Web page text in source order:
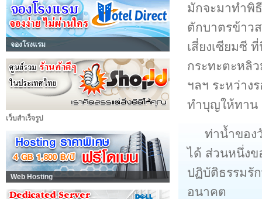
จองโรงแรม
เว็บสำเร็จรูป
Web Hosting
มักจะมาทำพิ
ตักบาตรข้าว
เสี่ยงเซียมซี
กระทะตะหลิ
ฯลฯ ระหว่าง
ทำบุญให้ทาน
ท่าน้ำของ
ได้ ส่วนหนึ่งข
ปฏิบัติธรรมรั
อนาคต